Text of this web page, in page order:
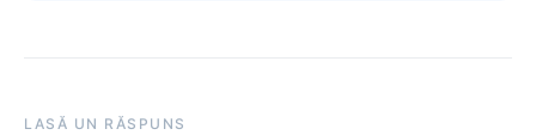
LASĂ UN RĂSPUNS